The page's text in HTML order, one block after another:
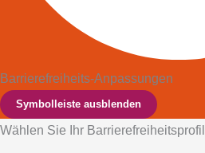
Barrierefreiheits-Anpassungen
Symbolleiste ausblenden
Wählen Sie Ihr Barrierefreiheitsprofil